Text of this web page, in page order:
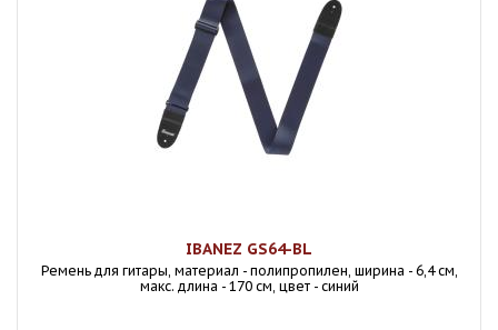
IBANEZ GS64-BL
Ремень для гитары, материал - полипропилен, ширина - 6,4 см,
макс. длина - 170 см, цвет - синий